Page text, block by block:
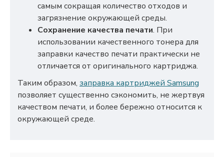
самым сокращая количество отходов и
загрязнение окружающей среды.
Сохранение качества печати. При
использовании качественного тонера для
заправки качество печати практически не
отличается от оригинального картриджа.
Таким образом, заправка картриджей Samsung
позволяет существенно сэкономить, не жертвуя
качеством печати, и более бережно относится к
окружающей среде.